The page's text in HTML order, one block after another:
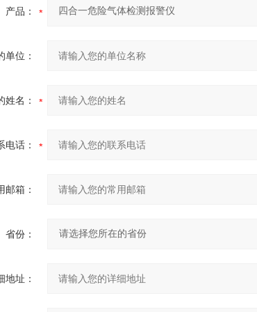
产品：
单位：
姓名：
电话：
邮箱：
省份：
地址：